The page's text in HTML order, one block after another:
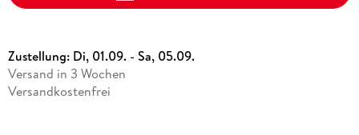
Zustellung: Di, 01.09. - Sa, 05.09.
Versand in 3 Wochen
Versandkostenfrei